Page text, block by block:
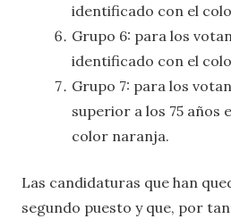
identificado con el
Grupo 6: para los
identificado con el
Grupo 7: para los
superior a los 75 años
color naranja.
Las candidaturas que han
segundo puesto y que, por